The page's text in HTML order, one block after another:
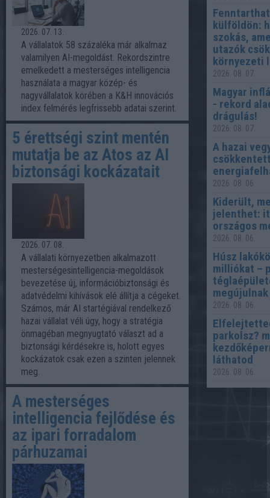
2026. 07. 13.
A vállalatok 58 százaléka már alkalmaz
valamilyen AI-megoldást. Rekordszintre
emelkedett a mesterséges intelligencia
használata a magyar közép- és
nagyvállalatok körében a K&H innovációs
index felmérés legfrissebb adatai szerint.
5 érettségi szint mentén
mutatja be az Atos az AI
biztonsági kockázatait
2026. 07. 08.
A vállalati környezetben alkalmazott
mesterségesintelligencia-megoldások
bevezetése új, információbiztonsági és
adatvédelmi kihívások elé állítja a cégeket.
Számos, már AI startégiával rendelkező
hazai vállalat véli úgy, hogy a stratégia
önmagéban megnyugtató választ ad a
biztonsági kérdésekre is, holott egyes
kockázatok csak ezen a szinten jelennek
meg.
A mesterséges
intelligencia fejlődése és
az ipari forradalom
párhuzamai
külföldön:
szokás,
utazók
környezeti
2026. 08. 07.
Magyar
- rekord
drágulás!
2026. 08. 07.
A hazai
2026. 08. 06.
Kiderült,
jelenthet:
országos
2026. 08. 06.
Húsz
milliókat –
2026. 08. 06.
parkolsz?
láthatod
2026. 08. 06.